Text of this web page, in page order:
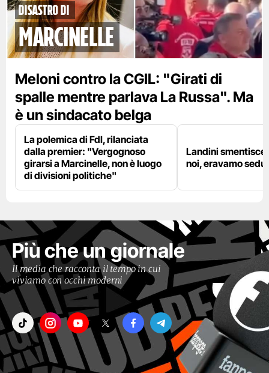
disastro di
marcinelle
Meloni contro la CGIL: "Girati di
spalle mentre parlava La Russa". Ma
è un sindacato belga
La polemica di FdI, rilanciata
dalla premier: "Vergognoso
girarsi a Marcinelle, non è luogo
di divisioni politiche"
Landini
noi, eravamo
Più che un giornale
Il media che racconta il tempo in cui
viviamo con occhi moderni